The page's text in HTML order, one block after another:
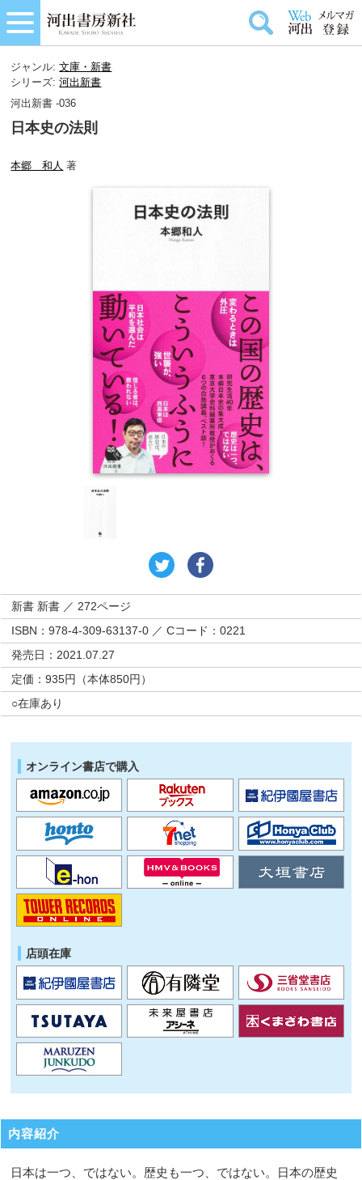
ジャンル:文庫・新書
シリーズ:河出新書
河出新書 -036
日本史の法則
本郷 和人 著
新書 新書 ／ 272ページ
ISBN：978-4-309-63137-0 ／ Cコード：0221
発売日：2021.07.27
定価：935円（本体850円）
○在庫あり
オンライン書店で購入
店頭在庫
内容紹介
日本は一つ、ではない。歴史も一つ、ではない。日本の歴史